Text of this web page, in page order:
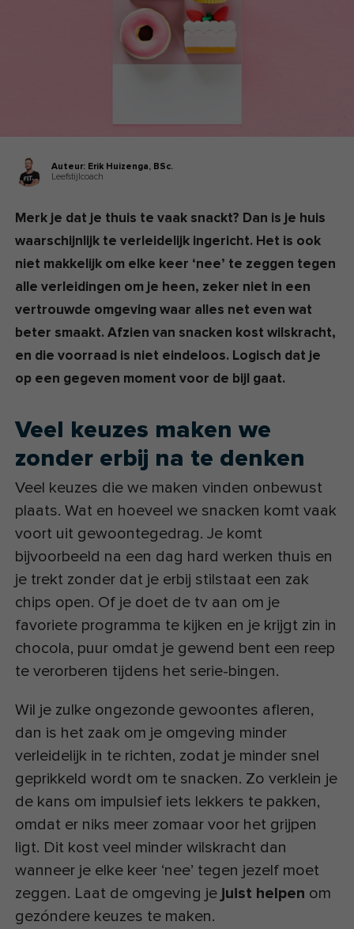
Auteur: Erik Huizenga, BSc.
Leefstijlcoach
Merk je dat je thuis te vaak snackt? Dan is je huis
waarschijnlijk te verleidelijk ingericht. Het is ook
niet makkelijk om elke keer ‘nee’ te zeggen tegen
alle verleidingen om je heen, zeker niet in een
vertrouwde omgeving waar alles net even wat
beter smaakt. Afzien van snacken kost wilskracht,
en die voorraad is niet eindeloos. Logisch dat je
op een gegeven moment voor de bijl gaat.
Veel keuzes maken we
zonder erbij na te denken
Veel keuzes die we maken vinden onbewust
plaats. Wat en hoeveel we snacken komt vaak
voort uit gewoontegedrag. Je komt
bijvoorbeeld na een dag hard werken thuis en
je trekt zonder dat je erbij stilstaat een zak
chips open. Of je doet de tv aan om je
favoriete programma te kijken en je krijgt zin in
chocola, puur omdat je gewend bent een reep
te verorberen tijdens het serie-bingen.
Wil je zulke ongezonde gewoontes afleren,
dan is het zaak om je omgeving minder
verleidelijk in te richten, zodat je minder snel
geprikkeld wordt om te snacken. Zo verklein je
de kans om impulsief iets lekkers te pakken,
omdat er niks meer zomaar voor het grijpen
ligt. Dit kost veel minder wilskracht dan
wanneer je elke keer ‘nee’ tegen jezelf moet
zeggen. Laat de omgeving je juist helpen om
gezóndere keuzes te maken.